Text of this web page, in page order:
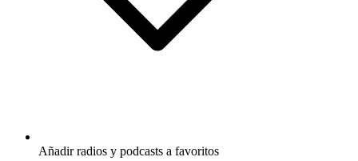
Añadir radios y podcasts a favoritos